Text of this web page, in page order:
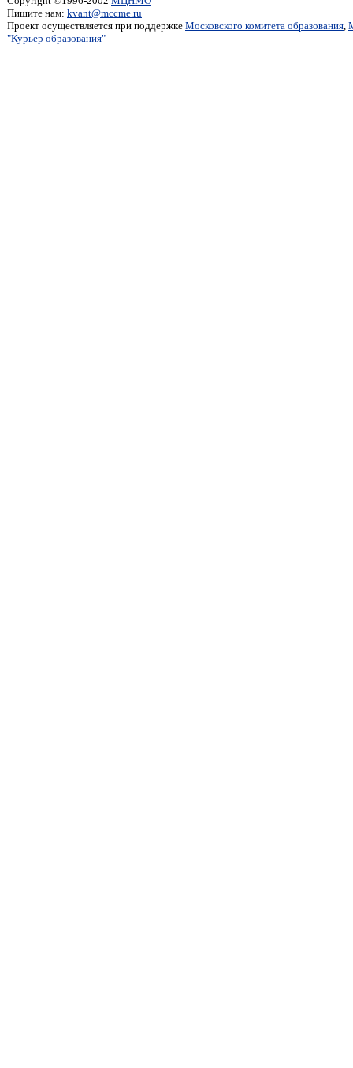
Пишите нам: kvant@mccme.ru
Проект осуществляется при поддержке Московского комитета образования,
"Курьер образования"